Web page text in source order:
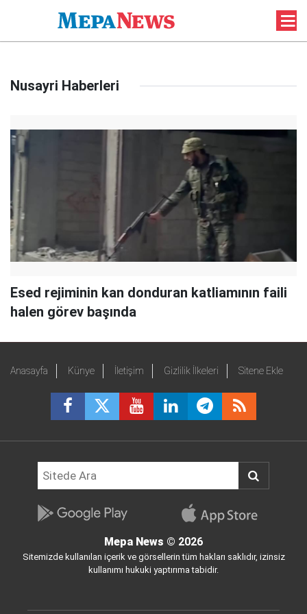
Nusayri Haberleri
Esed rejiminin kan donduran katliamının faili
halen görev başında
Anasayfa Künye İletişim Gizlilik İlkeleri Sitene Ekle
Mepa News © 2026
Sitemizde kullanılan içerik ve görsellerin tüm hakları saklıdır, izinsiz
kullanımı hukuki yaptırıma tabidir.